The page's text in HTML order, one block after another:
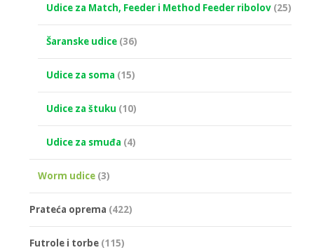
Udice za Match, Feeder i Method Feeder ribolov (25)
Šaranske udice (36)
Udice za soma (15)
Udice za štuku (10)
Udice za smuđa (4)
Worm udice (3)
Prateća oprema (422)
Futrole i torbe (115)